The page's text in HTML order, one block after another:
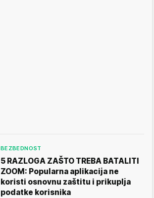
BEZBEDNOST
5 RAZLOGA ZAŠTO TREBA BATALITI
ZOOM: Popularna aplikacija ne
koristi osnovnu zaštitu i prikuplja
podatke korisnika